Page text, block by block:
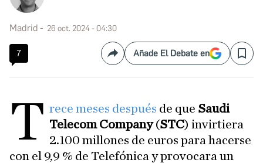
Madrid 26 oct. 2024 - 04:30
7 CompartirAñade El Debate en Save
T rece meses después de que Saudi
Telecom Company(STC) invirtiera
2.100 millones de euros para hacerse
con el 9,9 % de Telefónica y provocara un